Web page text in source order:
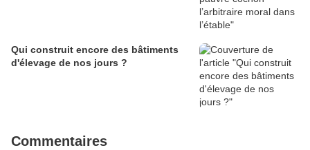
Qui construit encore des bâtiments
d'élevage de nos jours ?
Commentaires